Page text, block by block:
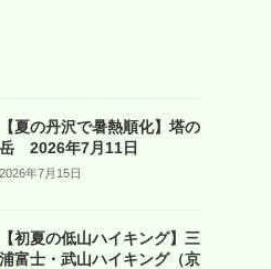
【夏の丹沢で暑熱順化】塔の
岳 2026年7月11日
2026年7月15日
【初夏の低山ハイキング】三
浦富士・武山ハイキング（京